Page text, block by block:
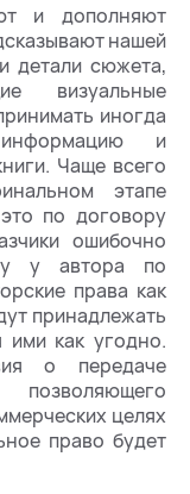
и дополняют
нашей
детали сюжета,
визуальные
иногда
и
Чаще всего
этапе
по договору
ошибочно
у автора по
права как
принадлежать
ими как угодно.
о передаче
целях
право будет